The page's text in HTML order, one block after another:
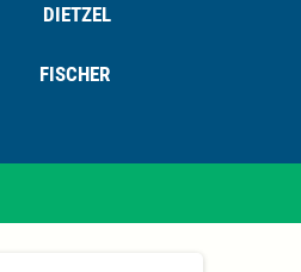
DIETZEL
FISCHER